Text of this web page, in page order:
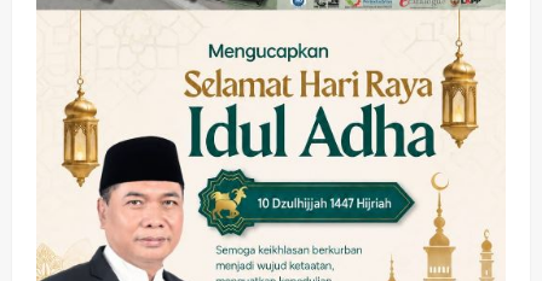
Adu Taktik di Atas Rumput Sintetis:
Memanaskan Mesin Menuju Piala
Soccer
wartanusa 5 Agustus 2026
4
Ekonomi Hiburan Pemerintahan
HOT NEWS: Ribuan Warga Wage
Tumplek Blek di Bazar Rakyat Jalan
Jambu, Borong Kuliner UMKM Sambil
Nonton Jaranan!
wartanusa 4 Agustus 2026